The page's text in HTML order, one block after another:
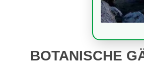
BOTANISCHE